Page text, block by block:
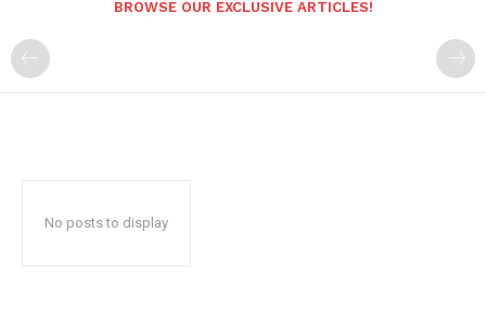
BROWSE OUR EXCLUSIVE ARTICLES!
No posts to display